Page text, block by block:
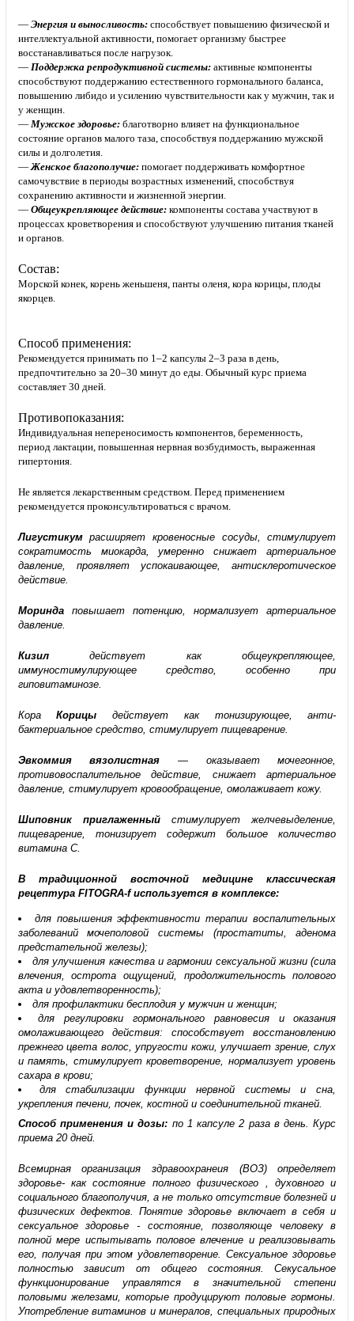
— Энергия и выносливость:способствует повышению физической и
интеллектуальной активности, помогает организму быстрее
восстанавливаться после нагрузок.
— Поддержка репродуктивной системы:активные компоненты
способствуют поддержанию естественного гормонального баланса,
повышению либидо и усилению чувствительности как у мужчин, так и
у женщин.
— Мужское здоровье:благотворно влияет на функциональное
состояние органов малого таза, способствуя поддержанию мужской
силы и долголетия.
— Женское благополучие:помогает поддерживать комфортное
самочувствие в периоды возрастных изменений, способствуя
сохранению активности и жизненной энергии.
— Общеукрепляющее действие:компоненты состава участвуют в
процессах кроветворения и способствуют улучшению питания тканей
и органов.
Состав:
Морской конек, корень женьшеня, панты оленя, кора корицы, плоды
якорцев.
Способ применения:
Рекомендуется принимать по 1–2 капсулы 2–3 раза в день,
предпочтительно за 20–30 минут до еды. Обычный курс приема
составляет 30 дней.
Противопоказания:
Индивидуальная непереносимость компонентов, беременность,
период лактации, повышенная нервная возбудимость, выраженная
гипертония.
Не является лекарственным средством. Перед применением
рекомендуется проконсультироваться с врачом.
Лигустикумрасширяет кровеносные сосуды, стимулирует
сократимость миокарда, умеренно снижает артериальное
давле­ние, проявляет успокаивающее, антисклеротическое
действие.
Моринда повышает потенцию, нормализует артериальное
давление.
Кизилдействует как общеукрепляющее,
иммуностимулирующее средство, особенно при
гиповитаминозе.
КораКорицы действует как тонизирующее, анти­
бактериальное средство, стимулирует пищеварение.
Эвкоммия вязолистная — оказывает мочегонное,
противовоспалительное действие, снижает артериальное
давление, стимулирует кровообращение, омолаживает кожу.
Шиповник приглаженныйстимулирует желчевыделение,
пищеварение, тонизирует содержит большое количество
витамина С.
В традиционной восточной медицине классическая
рецептура FITOGRA-f используется в комплексе:
для повышения эффективности терапии воспалительных
заболеваний мочеполовой системы (простатиты, аденома
предстательной железы);
для улучшения качества и гармонии сексуальной жизни (сила
влечения, острота ощущений, продолжительность полового
акта и удовлетворенность);
для профилактики бесплодия у мужчин и женщин;
для регулировки гормонального равновесия и оказания
омолаживающего действия: способствует восстановлению
прежнего цвета волос, упругости кожи, улучшает зрение, слух
и память, стимулирует кроветворение, нормализует уровень
сахара в крови;
для стабилизации функции нервной системы и сна,
укрепления печени, почек, костной и соединительной тканей.
Способ применения и дозы: по 1 капсуле 2 раза в день. Курс
приема 20 дней.
Всемирная организация здравоохранеия (ВОЗ) определяет
здоровье- как состояние полного физического , духовного и
социального благополучия, а не только отсутствие болезней и
физических дефектов. Понятие здоровье включает в себя и
сексуальное здоровье - состояние, позволяюще человеку в
полной мере испытывать половое влечение и реализовывать
его, получая при этом удовлетворение. Сексуальное здоровье
полностью зависит от общего состояния. Секусальное
функционирование управлятся в значительной степени
половыми железами, которые продуцируют половые гормоны.
Употребление витаминов и минералов, специальных природных